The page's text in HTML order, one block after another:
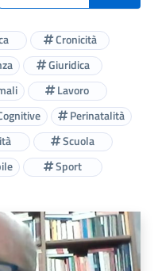
Cronicità
Giuridica
Lavoro
Perinatalità
Scuola
Sport